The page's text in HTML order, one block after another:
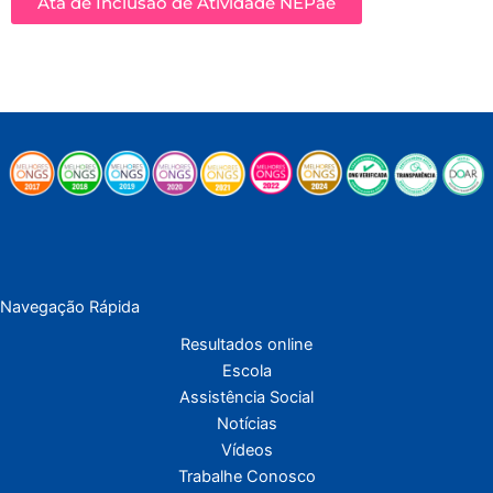
Navegação Rápida
Resultados online
Escola
Assistência Social
Notícias
Vídeos
Trabalhe Conosco